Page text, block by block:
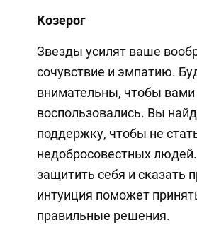
Козерог
Звезды усилят ваше
сочувствие и эмпатию.
внимательны, чтобы вами
воспользовались. Вы
поддержку, чтобы не
недобросовестных
защитить себя и сказать
интуиция поможет
правильные решения.